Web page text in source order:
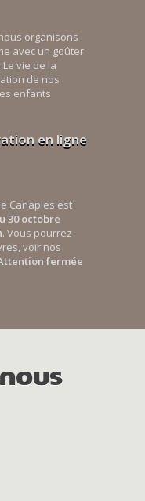
organisons
avec un goûter
vie de la
de nos
enfants
en ligne
Canaples est
30 octobre
. Vous pourrez
voir nos
fermée